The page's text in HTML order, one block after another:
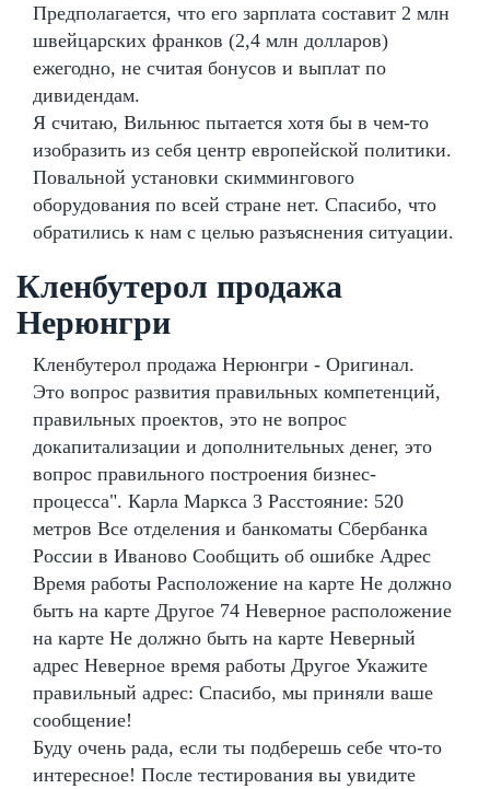
Предполагается, что его зарплата составит 2 млн
швейцарских франков (2,4 млн долларов)
ежегодно, не считая бонусов и выплат по
дивидендам.
Я считаю, Вильнюс пытается хотя бы в чем-то
изобразить из себя центр европейской политики.
Повальной установки скиммингового
оборудования по всей стране нет. Спасибо, что
обратились к нам с целью разъяснения ситуации.
Кленбутерол продажа
Нерюнгри
Кленбутерол продажа Нерюнгри - Оригинал.
Это вопрос развития правильных компетенций,
правильных проектов, это не вопрос
докапитализации и дополнительных денег, это
вопрос правильного построения бизнес-
процесса". Карла Маркса 3 Расстояние: 520
метров Все отделения и банкоматы Сбербанка
России в Иваново Сообщить об ошибке Адрес
Время работы Расположение на карте Не должно
быть на карте Другое 74 Неверное расположение
на карте Не должно быть на карте Неверный
адрес Неверное время работы Другое Укажите
правильный адрес: Спасибо, мы приняли ваше
сообщение!
Буду очень рада, если ты подберешь себе что-то
интересное! После тестирования вы увидите